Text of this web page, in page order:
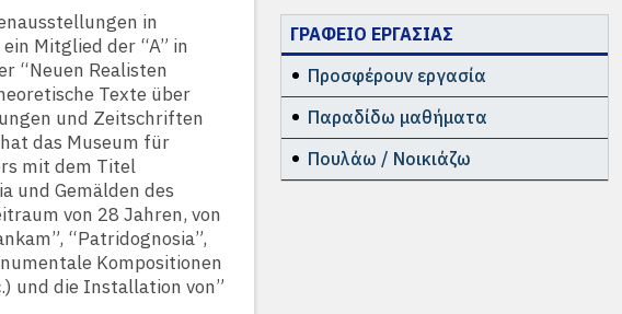
in
Mitglied der “A” in
“Neuen Realisten
Texte über
und Zeitschriften
das Museum für
mit dem Titel
und Gemälden des
von 28 Jahren, von
“Patridognosia”,
Kompositionen
und die Installation von”
ΓΡΑΦΕΙΟ ΕΡΓΑΣΙΑΣ
Προσφέρουν εργασία
Παραδίδω μαθήματα
Πουλάω / Νοικιάζω